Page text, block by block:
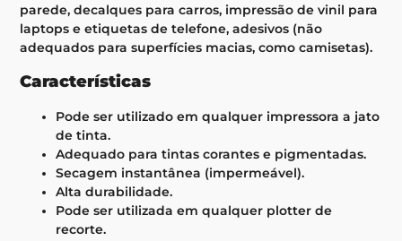
parede, decalques para carros, impressão de vinil para
laptops e etiquetas de telefone, adesivos (não
adequados para superfícies macias, como camisetas).
Características
Pode ser utilizado em qualquer impressora a jato
de tinta.
Adequado para tintas corantes e pigmentadas.
Secagem instantânea (impermeável).
Alta durabilidade.
Pode ser utilizada em qualquer plotter de
recorte.